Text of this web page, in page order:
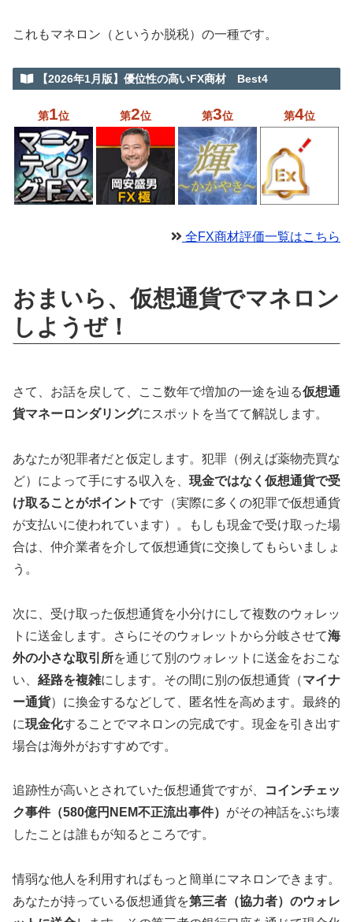
これもマネロン（というか脱税）の一種です。
【2026年1月版】優位性の高いFX商材 Best4
第1位 第2位 第3位 第4位
全FX商材評価一覧はこちら
おまいら、仮想通貨でマネロン
しようぜ！
さて、お話を戻して、ここ数年で増加の一途を辿る仮想通
貨マネーロンダリングにスポットを当てて解説します。
あなたが犯罪者だと仮定します。犯罪（例えば薬物売買な
ど）によって手にする収入を、 現金ではなく仮想通貨で受
け取ることがポイント です（実際に多くの犯罪で仮想通貨
が支払いに使われています）。もしも現金で受け取った場
合は、仲介業者を介して仮想通貨に交換してもらいましょ
う。
次に、受け取った仮想通貨を小分けにして複数のウォレッ
トに送金します。さらにそのウォレットから分岐させて海
外の小さな取引所を通じて別のウォレットに送金をおこな
い、 経路を複雑にします。その間に別の仮想通貨（マイナ
ー通貨）に換金するなどして、匿名性を高めます。最終的
に現金化することでマネロンの完成です。現金を引き出す
場合は海外がおすすめです。
追跡性が高いとされていた仮想通貨ですが、
コインチェッ
ク事件（580億円NEM不正流出事件） がその神話をぶち壊
したことは誰もが知るところです。
情弱な他人を利用すればもっと簡単にマネロンできます。
あなたが持っている仮想通貨を第三者（協力者）のウォレ